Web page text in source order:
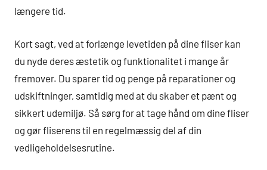
længere tid.
Kort sagt, ved at forlænge levetiden på dine fliser kan
du nyde deres æstetik og funktionalitet i mange år
fremover. Du sparer tid og penge på reparationer og
udskiftninger, samtidig med at du skaber et pænt og
sikkert udemiljø. Så sørg for at tage hånd om dine fliser
og gør fliserens til en regelmæssig del af din
vedligeholdelsesrutine.